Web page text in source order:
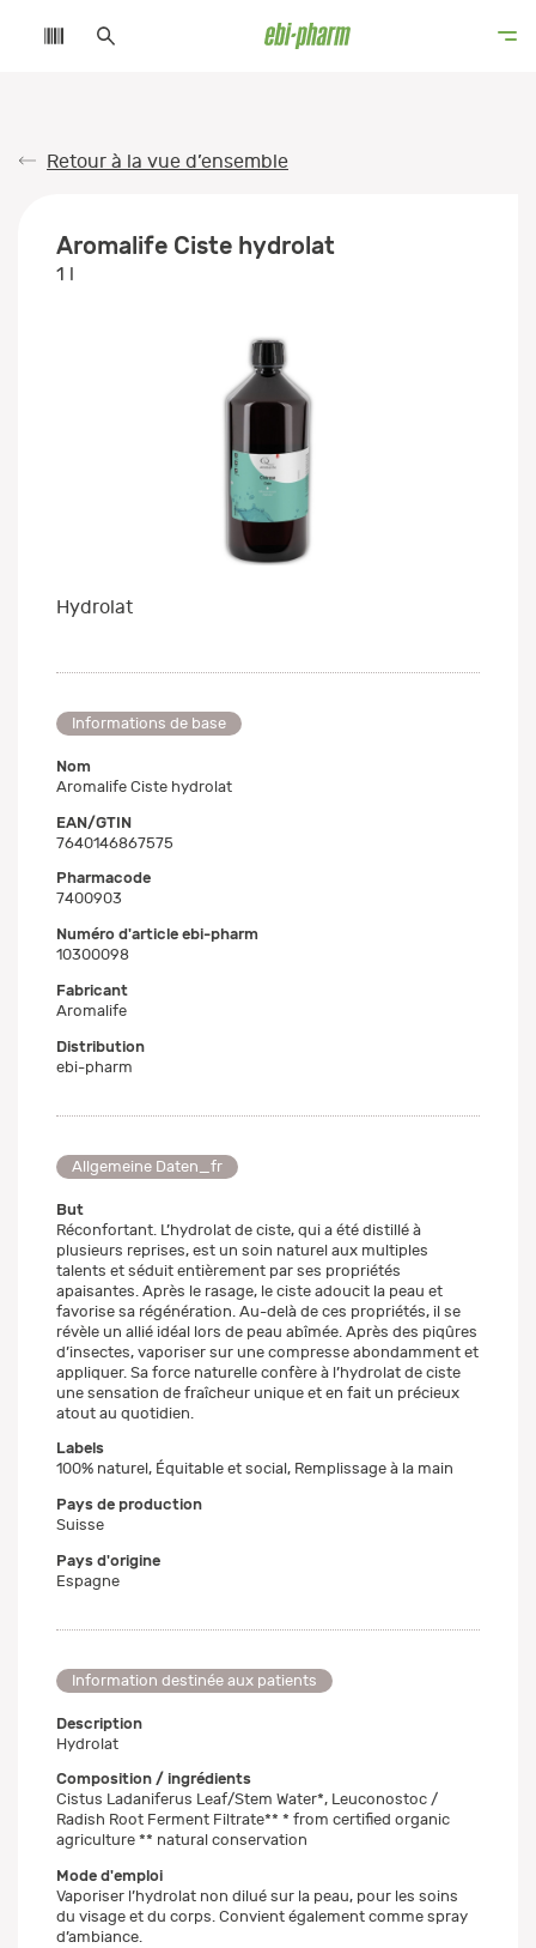
Retour à la vue d’ensemble
Aromalife Ciste hydrolat
1 l
Hydrolat
Informations de base
Nom
Aromalife Ciste hydrolat
EAN/GTIN
7640146867575
Pharmacode
7400903
Numéro d'article ebi-pharm
10300098
Fabricant
Aromalife
Distribution
ebi-pharm
Allgemeine Daten_fr
But
Réconfortant. L’hydrolat de ciste, qui a été distillé à
plusieurs reprises, est un soin naturel aux multiples
talents et séduit entièrement par ses propriétés
apaisantes. Après le rasage, le ciste adoucit la peau et
favorise sa régénération. Au-delà de ces propriétés, il se
révèle un allié idéal lors de peau abîmée. Après des piqûres
d’insectes, vaporiser sur une compresse abondamment et
appliquer. Sa force naturelle confère à l’hydrolat de ciste
une sensation de fraîcheur unique et en fait un précieux
atout au quotidien.
Labels
100% naturel, Équitable et social, Remplissage à la main
Pays de production
Suisse
Pays d'origine
Espagne
Information destinée aux patients
Description
Hydrolat
Composition / ingrédients
Cistus Ladaniferus Leaf/Stem Water*, Leuconostoc /
Radish Root Ferment Filtrate** * from certified organic
agriculture ** natural conservation
Mode d'emploi
Vaporiser l’hydrolat non dilué sur la peau, pour les soins
du visage et du corps. Convient également comme spray
d’ambiance.